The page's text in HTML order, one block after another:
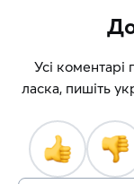
Усі коментарі
ласка, пишіть